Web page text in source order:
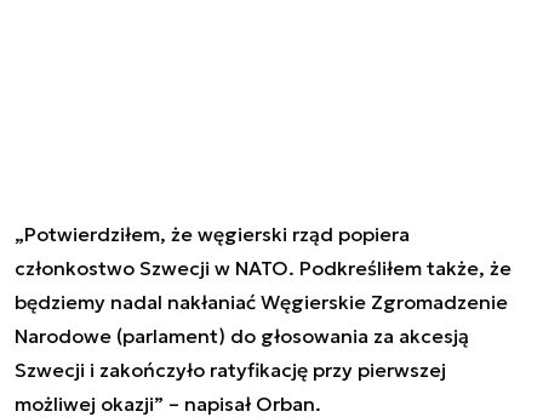
„Potwierdziłem, że węgierski rząd popiera
członkostwo Szwecji w NATO. Podkreśliłem także, że
będziemy nadal nakłaniać Węgierskie Zgromadzenie
Narodowe (parlament) do głosowania za akcesją
Szwecji i zakończyło ratyfikację przy pierwszej
możliwej okazji” – napisał Orban.